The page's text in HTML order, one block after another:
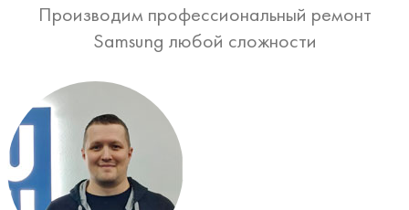
Производим профессиональный ремонт
Samsung любой сложности